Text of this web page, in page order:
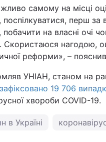
самому на місці
поспілкуватися, перш
побачити на власні очі
Скористаюся нагодою,
реформи», –
УНІАН, станом на
зафіксовано 19 706
хвороби COVID-19.
в Україні